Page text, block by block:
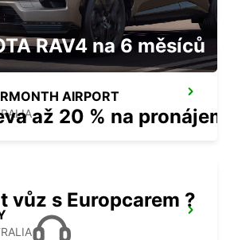
AIRPORT
RAV4 na 6 měsíců
až 20 % na pronájem
vůz s Europcarem ?